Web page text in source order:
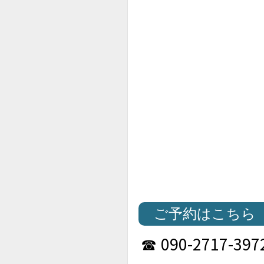
ご予約はこちら
☎ 090-2717-